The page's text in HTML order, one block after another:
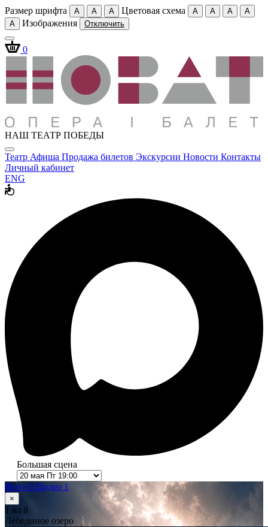
Размер шрифта A A A Цветовая схема A A A
A
A
Изображения Отключить
0
НАШ ТЕАТР ПОБЕДЫ
Театр Афиша Продажа билетов Экскурсии Новости Контакты
Личный кабинет
ENG
Большая сцена
Фото 8 Видео 1
×
1 из 8
Лебединое озеро